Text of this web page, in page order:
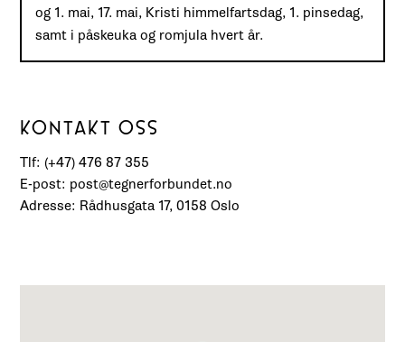
og 1. mai, 17. mai, Kristi himmelfartsdag, 1. pinsedag,
samt i påskeuka og romjula hvert år.
KONTAKT OSS
Tlf: (+47) 476 87 355
E-post: post@tegnerforbundet.no
Adresse: Rådhusgata 17, 0158 Oslo